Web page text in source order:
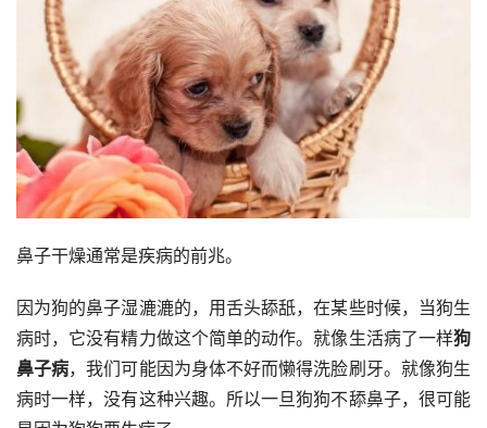
鼻子干燥通常是疾病的前兆。
因为狗的鼻子湿漉漉的，用舌头舔舐，在某些时候，当狗生
病时，它没有精力做这个简单的动作。就像生活病了一样狗
鼻子病，我们可能因为身体不好而懒得洗脸刷牙。就像狗生
病时一样，没有这种兴趣。所以一旦狗狗不舔鼻子，很可能